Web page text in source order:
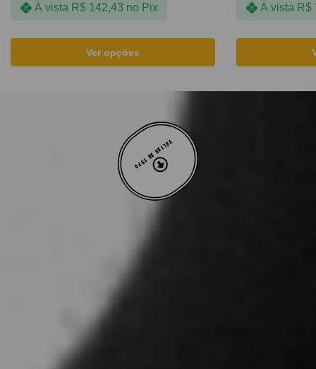
À vista R$142,43 no Pix
Ver opções
À vista R$
VOLTAR AO TOPO